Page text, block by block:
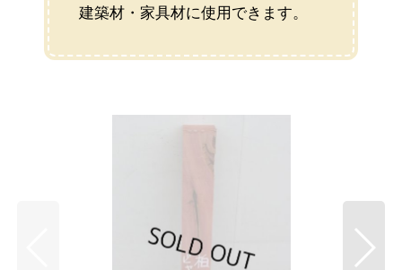
建築材・家具材に使用できます。